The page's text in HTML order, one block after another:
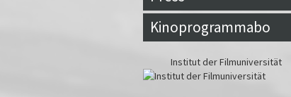
Kinoprogrammabo
Institut der Filmuniversität